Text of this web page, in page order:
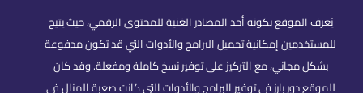
يُعرف الموقع بكونه أحد المصادر الغنية للمحتوى الرقمي، حيث يتيح
للمستخدمين إمكانية تحميل البرامج والأدوات التي قد تكون مدفوعة
بشكل مجاني، مع التركيز على توفير نسخ كاملة ومفعلة. وقد كان
للموقع دور بارز في توفير البرامج والأدوات التي كانت صعبة المنال في